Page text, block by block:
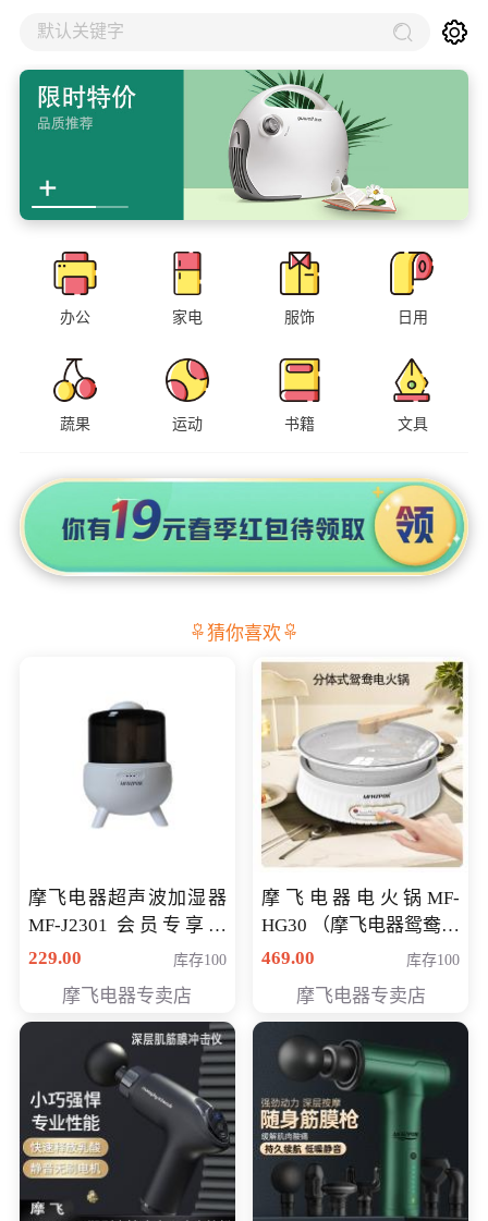
默认关键字
办公 家电 服饰 日用
蔬果 运动 书籍 文具
猜你喜欢
摩飞电器超声波加湿器
MF-J2301 会员专享价
168元
229.00 库存100
摩飞电器专卖店
摩飞电器电火锅MF-
HG30 （摩飞电器鸳鸯锅
MF-HG30 ） 会员专享价
469.00 库存100
摩飞电器专卖店